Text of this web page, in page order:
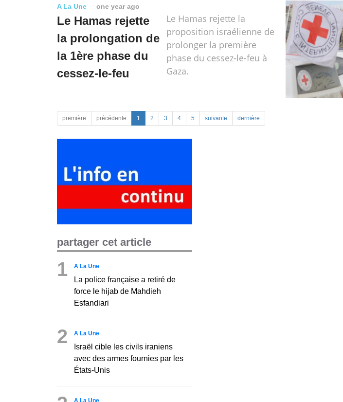
A La Une one year ago
Le Hamas rejette
la prolongation de
la 1ère phase du
cessez-le-feu
Le Hamas rejette la
proposition israélienne de
prolonger la première
phase du cessez-le-feu à
Gaza.
première précédente 1 2 3 4 5 suivante dernière
partager cet article
1 A La Une
La police française a retiré de
force le hijab de Mahdieh
Esfandiari
2 A La Une
Israël cible les civils iraniens
avec des armes fournies par les
États-Unis
A La Une